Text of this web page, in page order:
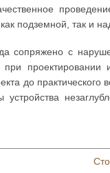
подземной, так и
сопряжено с
проектировании
до